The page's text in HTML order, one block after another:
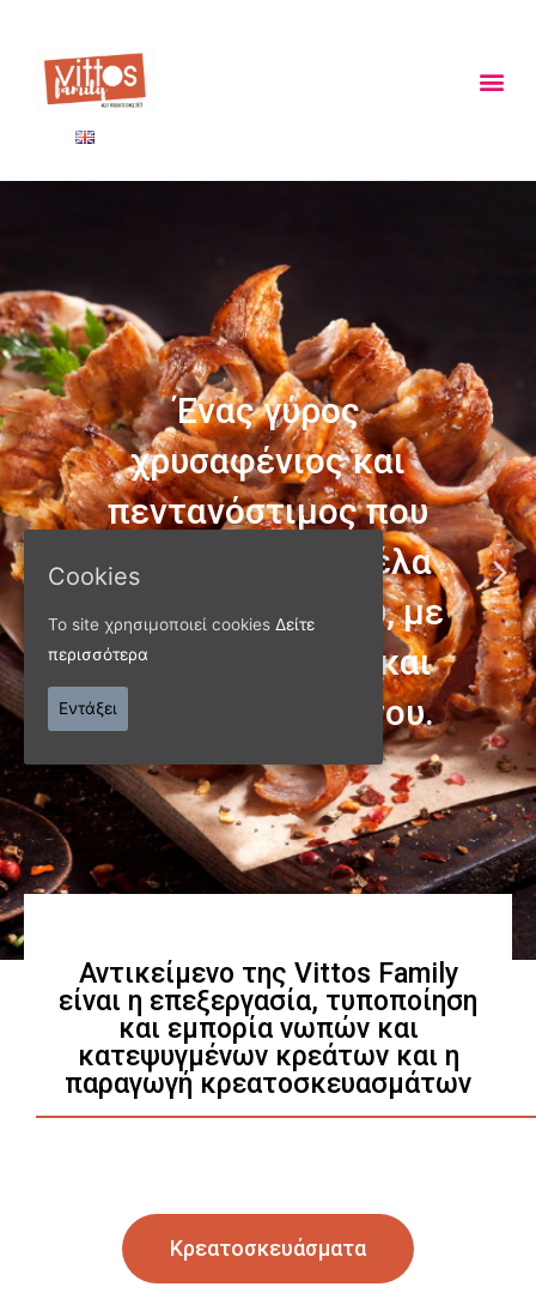
ΠΑΝΩ ΑΠΟ 40 ΧΡΟΝΙΑ
Παράγουμε προϊόντα
εξαιρετικής
ποιότητας
Γνωρίστε μας
Αντικείμενο της Vittos Family
είναι η επεξεργασία, τυποποίηση
και εμπορία νωπών και
κατεψυγμένων κρεάτων και η
παραγωγή κρεατοσκευασμάτων
Κρεατοσκευάσματα
Cookies
Το site χρησιμοποιεί cookies Δείτε
περισσότερα
Εντάξει